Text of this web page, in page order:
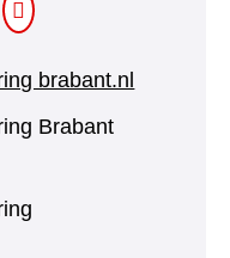
brabant.nl
Brabant